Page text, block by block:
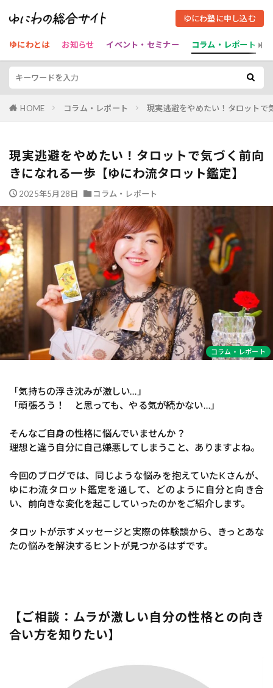
ゆにわ塾に申し込む
ゆにわとは お知らせ イベント・セミナー コラム・レポート
HOME コラム・レポート 現実逃避をやめたい！タロットで
現実逃避をやめたい！タロットで気づく前向
きになれる一歩【ゆにわ流タロット鑑定】
2025年5月28日 コラム・レポート
コラム・レポート
「気持ちの浮き沈みが激しい…」
「頑張ろう！ と思っても、やる気が続かない…」
そんなご自身の性格に悩んでいませんか？
理想と違う自分に自己嫌悪してしまうこと、ありますよね。
今回のブログでは、同じような悩みを抱えていたKさんが、
ゆにわ流タロット鑑定を通して、どのように自分と向き合
い、前向きな変化を起こしていったのかをご紹介します。
タロットが示すメッセージと実際の体験談から、きっとあな
たの悩みを解決するヒントが見つかるはずです。
【ご相談：ムラが激しい自分の性格との向き
合い方を知りたい】